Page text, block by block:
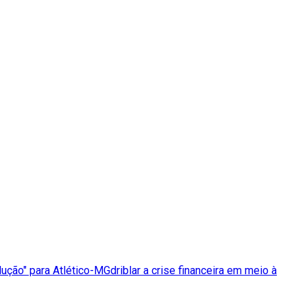
para Atlético-MGdriblar a crise financeira em meio à